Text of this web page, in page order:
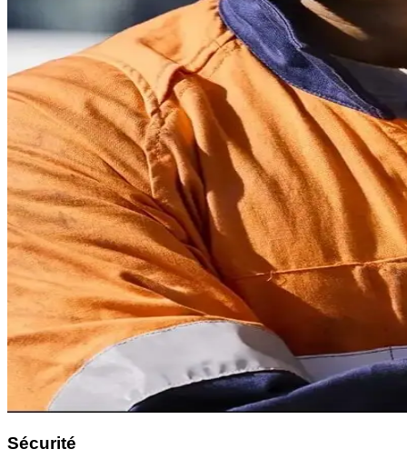
Sécurité